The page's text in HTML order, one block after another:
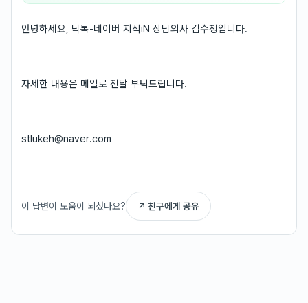
안녕하세요, 닥톡-네이버 지식iN 상담의사 김수정입니다.
자세한 내용은 메일로 전달 부탁드립니다.
stlukeh@naver.com
이 답변이 도움이 되셨나요? ↗ 친구에게 공유